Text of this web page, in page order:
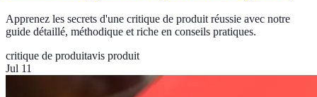
Apprenez les secrets d'une critique de produit réussie avec notre
guide détaillé, méthodique et riche en conseils pratiques.
critique de produitavis produit
Jul 11